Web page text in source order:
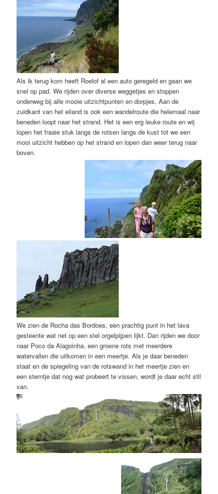
Als ik terug kom heeft Roelof al een auto geregeld en gaan we
snel op pad. We rijden over diverse weggetjes en stoppen
onderweg bij alle mooie uitzichtpunten en dorpjes. Aan de
zuidkant van het eiland is ook een wandelroute die helemaal naar
beneden loopt naar het strand. Het is een erg leuke route en wij
lopen het fraaie stuk langs de rotsen langs de kust tot we een
mooi uitzicht hebben op het strand en lopen dan weer terug naar
boven.
We zien de Rocha das Bordoes, een prachtig punt in het lava
gesteente wat net op een stel orgelpijpen lijkt. Dan rijden we door
naar Poco da Alagoinha, een groene rots met meerdere
watervallen die uitkomen in een meertje. Als je daar beneden
staat en de spiegeling van de rotswand in het meertje zien en
een sterntje dat nog wat probeert te vissen, wordt je daar echt stil
van.